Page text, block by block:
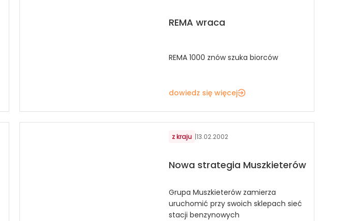
REMA wraca
REMA 1000 znów szuka biorców
dowiedz się więcej
z kraju |13.02.2002
Nowa strategia Muszkieterów
Grupa Muszkieterów zamierza
uruchomić przy swoich sklepach sieć
stacji benzynowych